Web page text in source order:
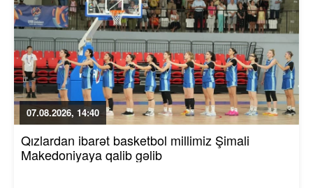
07.08.2026, 14:40
Qızlardan ibarət basketbol millimiz Şimali
Makedoniyaya qalib gəlib